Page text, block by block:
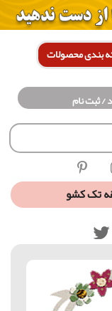
بندی محصولات
/ ثبت نام
تک کشو